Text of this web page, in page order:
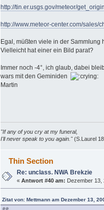
http://tin.er.usgs.gov/meteor/
http://www.meteor-center.com/sales/
Egal, müßten viele in der Sammlung
Vielleicht hat einer ein Bild parat?
Immer noch -4°, ich glaub, dabei
wars mit den Geminiden
Martin
"If any of you cry at my funeral,
I'll never speak to you again."(S.Laurel
Thin Section
Re: unclass. NWA Brekzie
«Antwort #40 am: Dezember 13,
Zitat von: Mettmann am Dezember 13,